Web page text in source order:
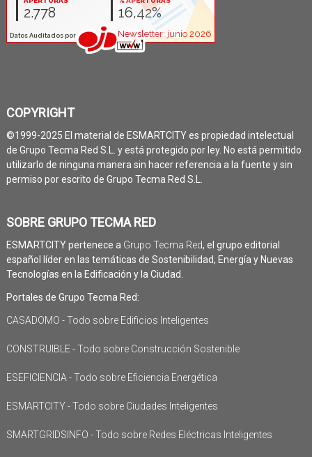
COPYRIGHT
©1999-2025 El material de ESMARTCITY es propiedad intelectual
de Grupo Tecma Red S.L. y está protegido por ley. No está permitido
utilizarlo de ninguna manera sin hacer referencia a la fuente y sin
permiso por escrito de Grupo Tecma Red S.L.
SOBRE GRUPO TECMA RED
ESMARTCITY pertenece a Grupo Tecma Red, el grupo editorial
español líder en las temáticas de Sostenibilidad, Energía y Nuevas
Tecnologías en la Edificación y la Ciudad.
Portales de Grupo Tecma Red:
CASADOMO - Todo sobre Edificios Inteligentes
CONSTRUIBLE - Todo sobre Construcción Sostenible
ESEFICIENCIA - Todo sobre Eficiencia Energética
ESMARTCITY - Todo sobre Ciudades Inteligentes
SMARTGRIDSINFO - Todo sobre Redes Eléctricas Inteligentes